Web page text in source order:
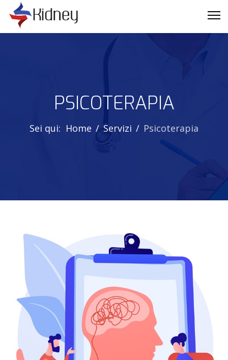
PSICOTERAPIA
Sei qui: Home Servizi Psicoterapia